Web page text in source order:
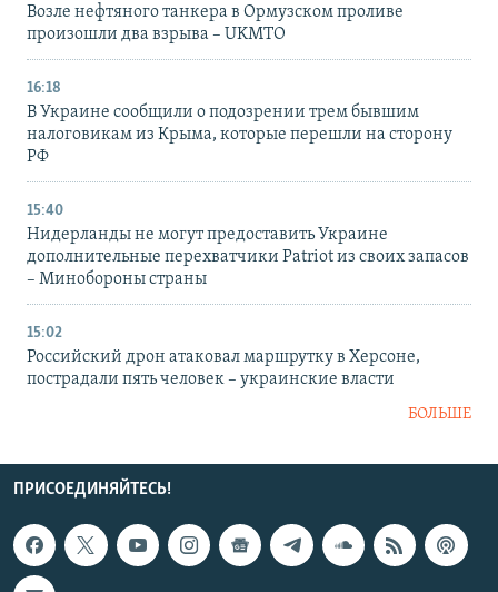
Возле нефтяного танкера в Ормузском проливе
произошли два взрыва – UKMTO
16:18
В Украине сообщили о подозрении трем бывшим
налоговикам из Крыма, которые перешли на сторону
РФ
15:40
Нидерланды не могут предоставить Украине
дополнительные перехватчики Patriot из своих запасов
– Минобороны страны
15:02
Российский дрон атаковал маршрутку в Херсоне,
пострадали пять человек – украинские власти
БОЛЬШЕ
ПРИСОЕДИНЯЙТЕСЬ!